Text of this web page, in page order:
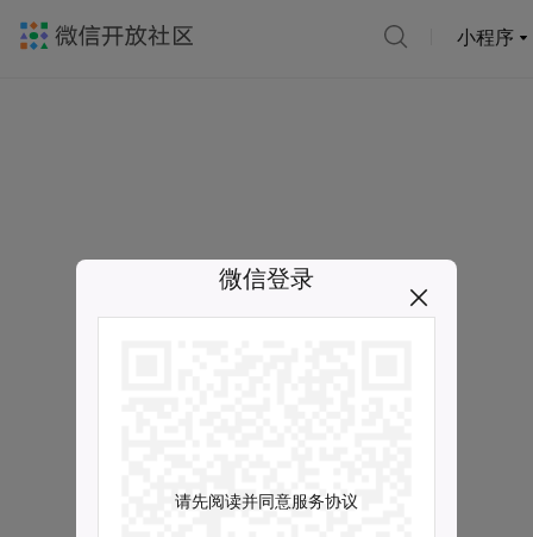
小程序
微信登录
请先阅读并同意服务协议